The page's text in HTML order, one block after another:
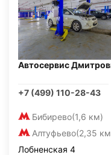
Автосервис
+7 (499) 110-28-43
Бибирево(1,6 км)
Алтуфьево(2,35
Лобненская 4